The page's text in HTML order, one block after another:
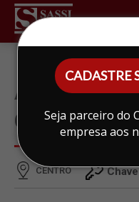
CADASTRE
Seja parceiro do
empresa aos
CENTRO,
CENTRO